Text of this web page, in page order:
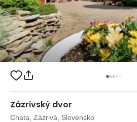
Zázrivský dvor
Chata, Zázrivá, Slovensko